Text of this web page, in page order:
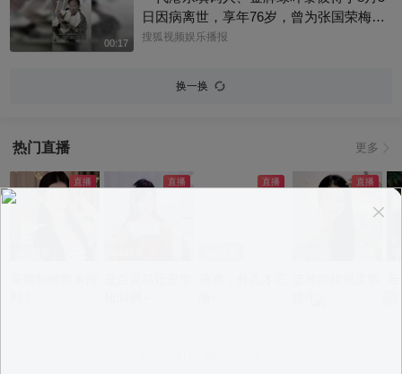
张朝阳 @张朝阳的英语课 @麦小麦 @搜
狐先知道 @千里眼小当家 @高速公鹿 @
一杯 @Jen的很AI @一张大脸 @团子摘星
宝书 @断舍离呀 @嘿凤梨like @不咽气的
力学习的总结侠
00:17
日因病离世，享年76岁，曾为张国荣梅艳
芳歌曲填词，也曾参演《逃学威龙》《鹿
行文化的一个符号。一路走好！
搜狐视频娱乐播报
换一换
热门直播 更多